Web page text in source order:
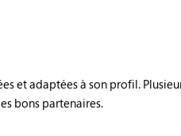
et adaptées à son profil.
bons partenaires.